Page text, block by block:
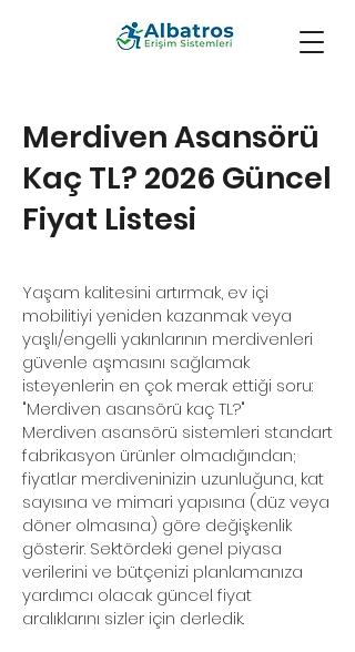
Merdiven Asansörü
Kaç TL? 2026 Güncel
Fiyat Listesi
Yaşam kalitesini artırmak, ev içi
mobilitiyi yeniden kazanmak veya
yaşlı/engelli yakınlarının merdivenleri
güvenle aşmasını sağlamak
isteyenlerin en çok merak ettiği soru:
"Merdiven asansörü kaç TL?"
Merdiven asansörü sistemleri standart
fabrikasyon ürünler olmadığından;
fiyatlar merdiveninizin uzunluğuna, kat
sayısına ve mimari yapısına (düz veya
döner olmasına) göre değişkenlik
gösterir. Sektördeki genel piyasa
verilerini ve bütçenizi planlamanıza
yardımcı olacak güncel fiyat
aralıklarını sizler için derledik.